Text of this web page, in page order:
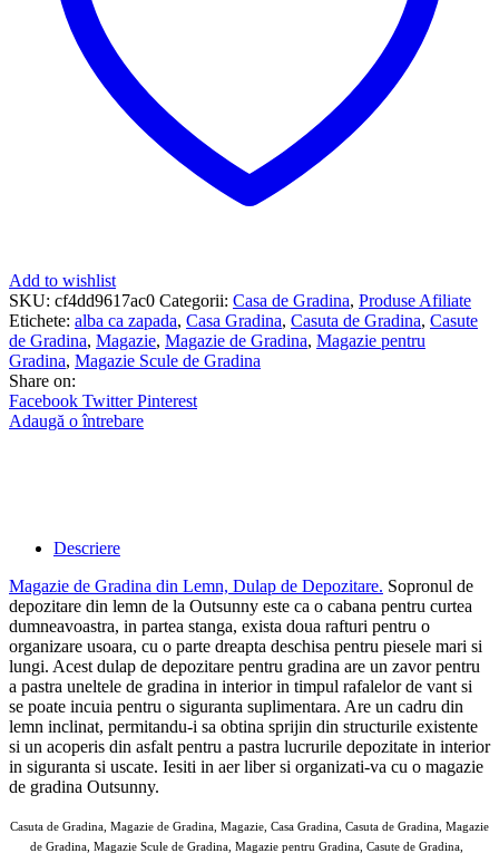
Add to wishlist
SKU: cf4dd9617ac0 Categorii: Casa de Gradina, Produse Afiliate
Etichete: alba ca zapada, Casa Gradina, Casuta de Gradina, Casute
de Gradina, Magazie, Magazie de Gradina, Magazie pentru
Gradina, Magazie Scule de Gradina
Share on:
Facebook Twitter Pinterest
Adaugă o întrebare
Descriere
Magazie de Gradina din Lemn, Dulap de Depozitare. Sopronul de
depozitare din lemn de la Outsunny este ca o cabana pentru curtea
dumneavoastra, in partea stanga, exista doua rafturi pentru o
organizare usoara, cu o parte dreapta deschisa pentru piesele mari si
lungi. Acest dulap de depozitare pentru gradina are un zavor pentru
a pastra uneltele de gradina in interior in timpul rafalelor de vant si
se poate incuia pentru o siguranta suplimentara. Are un cadru din
lemn inclinat, permitandu-i sa obtina sprijin din structurile existente
si un acoperis din asfalt pentru a pastra lucrurile depozitate in interior
in siguranta si uscate. Iesiti in aer liber si organizati-va cu o magazie
de gradina Outsunny.
Casuta de Gradina, Magazie de Gradina, Magazie, Casa Gradina, Casuta de Gradina, Magazie
de Gradina, Magazie Scule de Gradina, Magazie pentru Gradina, Casute de Gradina,